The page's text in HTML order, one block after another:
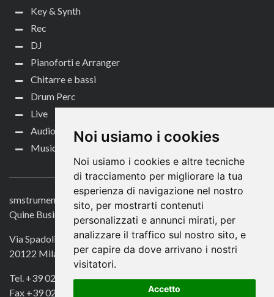
Noi usiamo i cookies
Noi usiamo i cookies e altre tecniche
di tracciamento per migliorare la tua
esperienza di navigazione nel nostro
sito, per mostrarti contenuti
personalizzati e annunci mirati, per
analizzare il traffico sul nostro sito, e
per capire da dove arrivano i nostri
visitatori.
Accetto
Key & Synth
Rec
DJ
Pianoforti e Arranger
Chitarre e bassi
Drum Perc
Live
Audio per video
Music Life
CONTATTACI
smstrumentimusicali.it
Quine Business Publisher
Via Spadolini 7
20122 Milano
Tel. +39 02 49756990
Fax +39 02 72016740